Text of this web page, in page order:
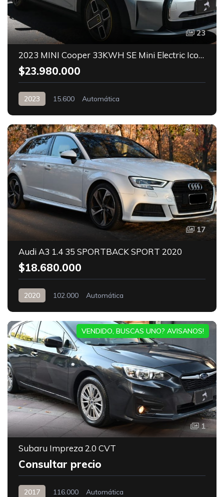
23
2023 MINI Cooper 33KWH SE Mini Electric Iconic
$23.980.000
2023 15.600 Automática
17
Audi A3 1.4 35 SPORTBACK SPORT 2020
$18.680.000
2020 102.000 Automática
1
Subaru Impreza 2.0 CVT
Consultar precio
2017 116.000 Automática
VENDIDO, BUSCAS UNO? AVISANOS!